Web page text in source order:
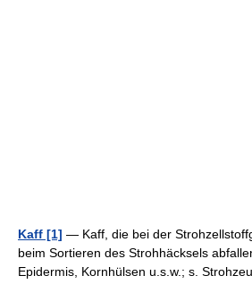
Kaff [1] — Kaff, die bei der
beim Sortieren des Strohhäcksels
Epidermis, Kornhülsen u.s.w.; s.